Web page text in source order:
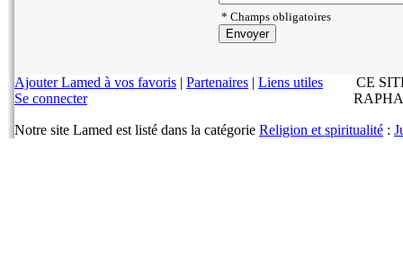
* Champs obligatoires
Ajouter Lamed à vos favoris | Partenaires | Liens utiles
Se connecter
CE
Notre site Lamed est listé dans la catégorie Religion et spiritualité :